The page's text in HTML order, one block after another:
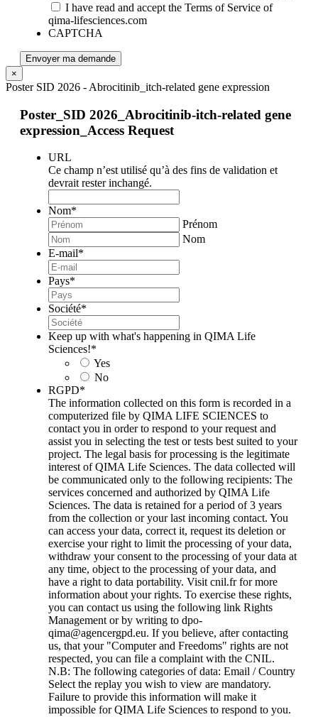
I have read and accept the Terms of Service of
qima-lifesciences.com
CAPTCHA
Envoyer ma demande
×
Poster SID 2026 - Abrocitinib_itch-related gene expression
Poster_SID 2026_Abrocitinib-itch-related gene
expression_Access Request
URL
Ce champ n’est utilisé qu’à des fins de validation et
devrait rester inchangé.
Nom*
Prénom
Nom
E-mail*
Pays*
Société*
Keep up with what's happening in QIMA Life
Sciences!*
Yes
No
RGPD*
The information collected on this form is recorded in a
computerized file by QIMA LIFE SCIENCES to
contact you in order to respond to your request and
assist you in selecting the test or tests best suited to your
project. The legal basis for processing is the legitimate
interest of QIMA Life Sciences. The data collected will
be communicated only to the following recipients: The
services concerned and authorized by QIMA Life
Sciences. The data is retained for a period of 3 years
from the collection or your last incoming contact. You
can access your data, correct it, request its deletion or
exercise your right to limit the processing of your data,
withdraw your consent to the processing of your data at
any time, object to the processing of your data, and
have a right to data portability. Visit cnil.fr for more
information about your rights. To exercise these rights,
you can contact us using the following link Rights
Management or by writing to dpo-
qima@agencergpd.eu. If you believe, after contacting
us, that your "Computer and Freedoms" rights are not
respected, you can file a complaint with the CNIL.
N.B: The following categories of data: Email / Country
Select the replay you wish to view are mandatory.
Failure to provide this information will make it
impossible for QIMA Life Sciences to respond to you.